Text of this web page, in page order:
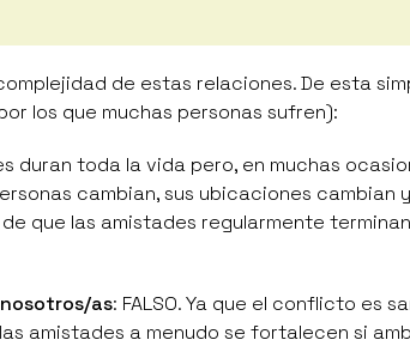
de estas relaciones. De esta
los que muchas personas sufren):
duran toda la vida pero, en muchas
cambian, sus ubicaciones cambian
que las amistades regularmente
as: FALSO. Ya que el conflicto es
amistades a menudo se fortalecen si